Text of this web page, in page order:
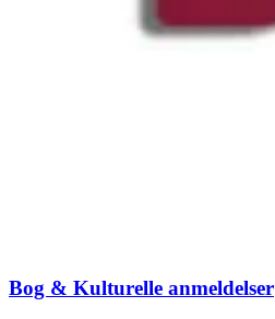
Bog & Kulturelle anmeldelser